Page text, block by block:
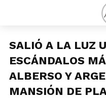
SALIÓ A LA LUZ
ESCÁNDALOS
ALBERSO Y
MANSIÓN DE